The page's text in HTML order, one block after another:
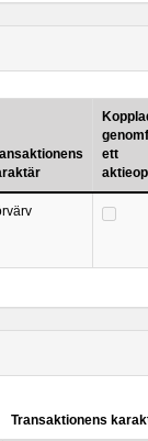
ett
Transaktionens